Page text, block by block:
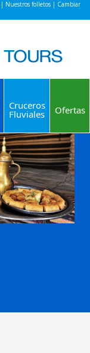
| Nuestros folletos | Cambiar
Cruceros
Fluviales Ofertas